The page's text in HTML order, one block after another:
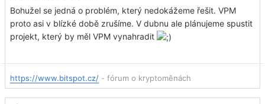
Bohužel se jedná o problém, který nedokážeme řešit. VPM
proto asi v blízké době zrušíme. V dubnu ale plánujeme spustit
projekt, který by měl VPM vynahradit
https://www.bitspot.cz/ - fórum o kryptoměnách